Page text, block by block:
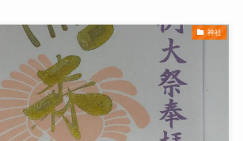
神社